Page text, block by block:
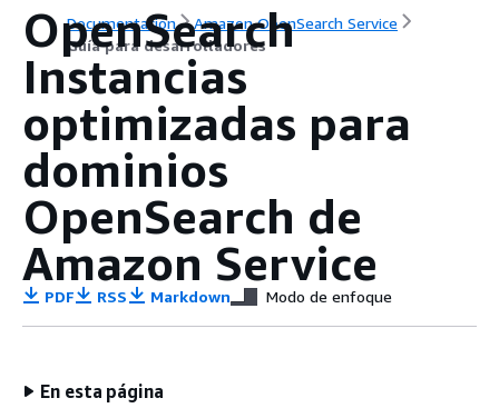
Documentación
Amazon OpenSearch Service
Guía para desarrolladores
OpenSearch
Instancias
optimizadas para
dominios
OpenSearch de
Amazon Service
PDF RSS Markdown Modo de enfoque
En esta página